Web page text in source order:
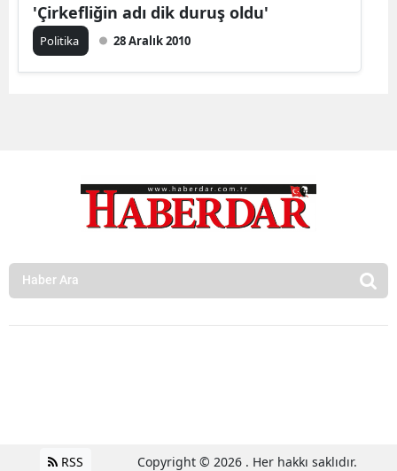
'Çirkefliğin adı dik duruş oldu'
Politika 28 Aralık 2010
RSS Copyright © 2026 . Her hakkı saklıdır.